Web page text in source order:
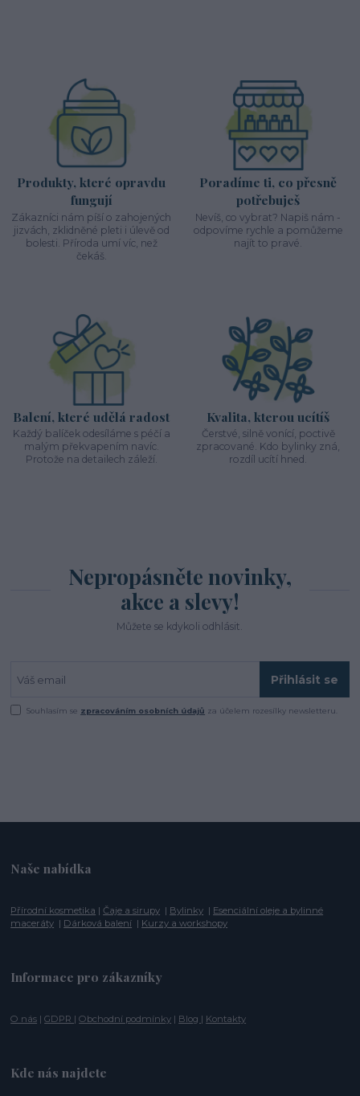
Produkty, které opravdu
fungují
Zákazníci nám píší o zahojených
jizvách, zklidněné pleti i úlevě od
bolesti. Příroda umí víc, než
čekáš.
Poradíme ti, co přesně
potřebuješ
Nevíš, co vybrat? Napiš nám -
odpovíme rychle a pomůžeme
najít to pravé.
Balení, které udělá radost
Každý balíček odesíláme s péčí a
malým překvapením navíc.
Protože na detailech záleží.
Kvalita, kterou ucítíš
Čerstvé, silně vonící, poctivě
zpracované. Kdo bylinky zná,
rozdíl ucítí hned.
Nepropásněte novinky,
akce a slevy!
Můžete se kdykoli odhlásit.
Přihlásit se
Souhlasím se zpracováním osobních údajů za účelem rozesílky newsletteru.
Naše nabídka
Přírodní kosmetika |Čaje a sirupy | Bylinky | Esenciální oleje a bylinné
maceráty | Dárková balení | Kurzy a workshopy
Informace pro zákazníky
O nás |GDPR |Obchodní podmínky | Blog | Kontakty
Kde nás najdete